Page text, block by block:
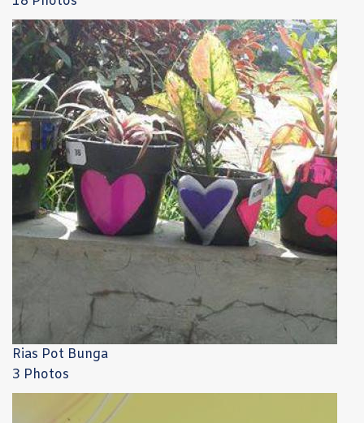
Rias Pot Bunga
3 Photos